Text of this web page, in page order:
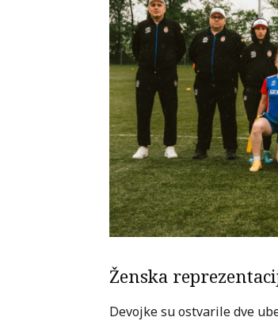
Ženska
Devojke su ostvarile dve